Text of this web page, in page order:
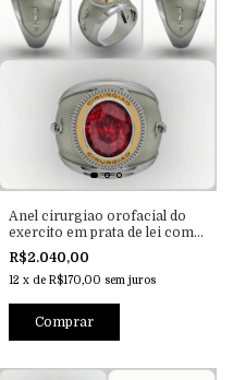
Anel cirurgiao orofacial do
exercito em prata de lei com
ouro 18k
R$2.040,00
12 x de R$170,00 sem juros
Comprar